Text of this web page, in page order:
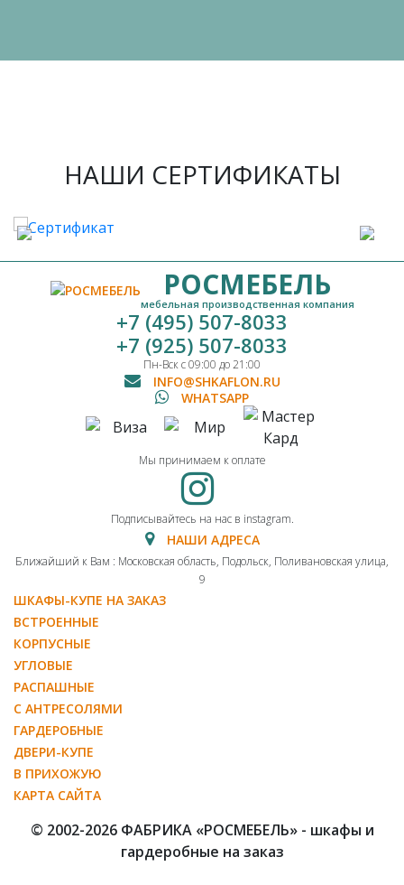
НАШИ СЕРТИФИКАТЫ
РОСМЕБЕЛЬ
мебельная производственная компания
+7 (495) 507-8033
+7 (925) 507-8033
Пн-Вск с 09:00 до 21:00
INFO@SHKAFLON.RU
WHATSAPP
Мы принимаем к оплате
Подписывайтесь на нас в instagram.
НАШИ АДРЕСА
Ближайший к Вам : Московская область, Подольск, Поливановская улица,
9
ШКАФЫ-КУПЕ НА ЗАКАЗ
ВСТРОЕННЫЕ
КОРПУСНЫЕ
УГЛОВЫЕ
РАСПАШНЫЕ
С АНТРЕСОЛЯМИ
ГАРДЕРОБНЫЕ
ДВЕРИ-КУПЕ
В ПРИХОЖУЮ
КАРТА САЙТА
© 2002-2026 ФАБРИКА «РОСМЕБЕЛЬ» - шкафы и
гардеробные на заказ